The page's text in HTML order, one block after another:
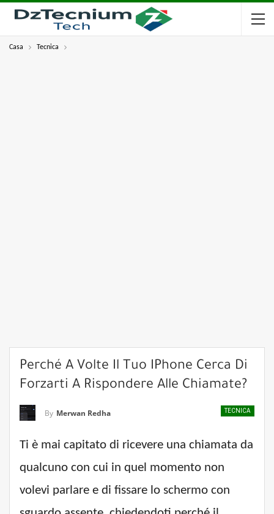
Casa Tecnica
Perché A Volte Il Tuo IPhone Cerca Di
Forzarti A Rispondere Alle Chiamate?
TECNICA
By Merwan Redha
Ti è mai capitato di ricevere una chiamata da
qualcuno con cui in quel momento non
volevi parlare e di fissare lo schermo con